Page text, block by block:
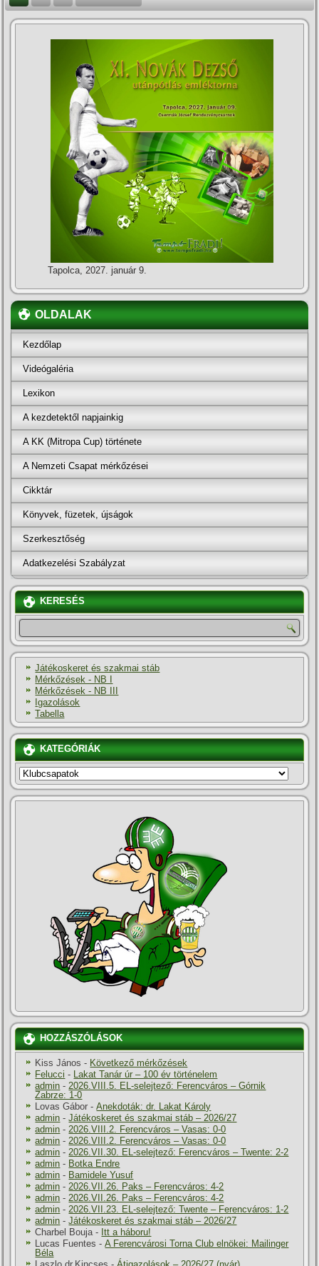
Tapolca, 2027. január 9.
OLDALAK
Kezdőlap
Videógaléria
Lexikon
A kezdetektől napjainkig
A KK (Mitropa Cup) története
A Nemzeti Csapat mérkőzései
Cikktár
Könyvek, füzetek, újságok
Szerkesztőség
Adatkezelési Szabályzat
KERESÉS
Játékoskeret és szakmai stáb
Mérkőzések - NB I
Mérkőzések - NB III
Igazolások
Tabella
KATEGÓRIÁK
KATEGÓRIÁK
HOZZÁSZÓLÁSOK
Kiss János - Következő mérkőzések
Felucci - Lakat Tanár úr – 100 év történelem
admin -2026.VIII.5. EL-selejtező: Ferencváros – Górnik
Zabrze: 1-0
Lovas Gábor -Anekdoták: dr. Lakat Károly
admin -Játékoskeret és szakmai stáb – 2026/27
admin -2026.VIII.2. Ferencváros – Vasas: 0-0
admin -2026.VIII.2. Ferencváros – Vasas: 0-0
admin -2026.VII.30. EL-selejtező: Ferencváros – Twente: 2-2
admin - Botka Endre
admin - Bamidele Yusuf
admin -2026.VII.26. Paks – Ferencváros: 4-2
admin -2026.VII.26. Paks – Ferencváros: 4-2
admin -2026.VII.23. EL-selejtező: Twente – Ferencváros: 1-2
admin -Játékoskeret és szakmai stáb – 2026/27
Charbel Bouja- Itt a háboru!
Lucas Fuentes -A Ferencvárosi Torna Club elnökei: Mailinger
Béla